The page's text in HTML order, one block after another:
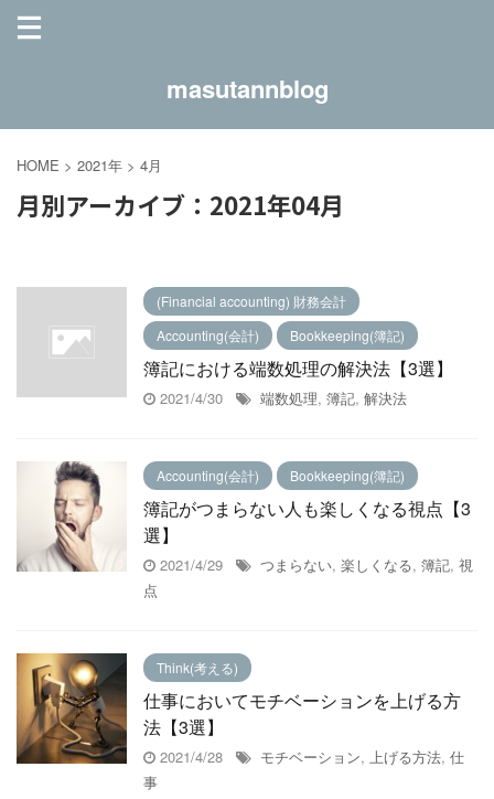
masutannblog
HOME > 2021年 > 4月
月別アーカイブ：2021年04月
(Financial accounting) 財務会計
Accounting(会計)
Bookkeeping(簿記)
簿記における端数処理の解決法【3選】
2021/4/30 端数処理, 簿記, 解決法
Accounting(会計) Bookkeeping(簿記)
簿記がつまらない人も楽しくなる視点【3
選】
2021/4/29 つまらない, 楽しくなる, 簿記, 視
点
Think(考える)
仕事においてモチベーションを上げる方
法【3選】
2021/4/28 モチベーション, 上げる方法, 仕
事